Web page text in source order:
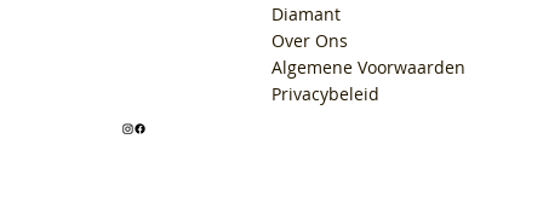
Diamant
Over Ons
Algemene Voorwaarden
Privacybeleid